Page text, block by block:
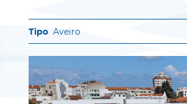
Aveiro